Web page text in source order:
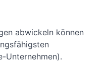
abwickeln können
Unternehmen).